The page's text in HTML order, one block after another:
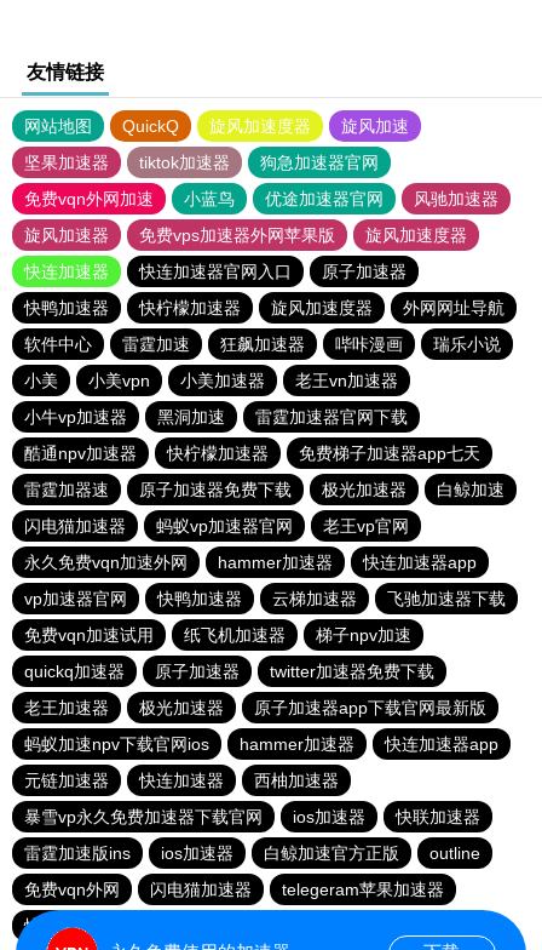
友情链接
网站地图 QuickQ 旋风加速度器
旋风加速
坚果加速器
tiktok加速器
狗急加速器官网
免费vqn外网加速
小蓝鸟 优途加速器官网
风驰加速器
旋风加速器
免费vps加速器外网苹果版
旋风加速度器
快连加速器
快连加速器官网入口
原子加速器
快鸭加速器
快柠檬加速器 旋风加速度器
外网网址导航
软件中心
雷霆加速 狂飙加速器 哔咔漫画
瑞乐小说
小美
小美vpn 小美加速器
老王vn加速器
小牛vp加速器
黑洞加速
雷霆加速器官网下载
酷通npv加速器
快柠檬加速器
免费梯子加速器app七天
雷霆加器速
原子加速器免费下载 极光加速器
白鲸加速
闪电猫加速器
蚂蚁vp加速器官网
老王vp官网
永久免费vqn加速外网
hammer加速器
快连加速器app
vp加速器官网
快鸭加速器 云梯加速器
飞驰加速器下载
免费vqn加速试用
纸飞机加速器
梯子npv加速
quickq加速器
原子加速器
twitter加速器免费下载
老王加速器
极光加速器
原子加速器app下载官网最新版
蚂蚁加速npv下载官网ios
hammer加速器
快连加速器app
元链加速器
快连加速器
西柚加速器
暴雪vp永久免费加速器下载官网
ios加速器
快联加速器
雷霆加速版ins
ios加速器 白鲸加速官方正版
outline
免费vqn外网
闪电猫加速器
telegeram苹果加速器
快连lets加速器